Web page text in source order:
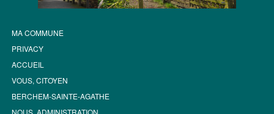
MA COMMUNE
PRIVACY
ACCUEIL
VOUS, CITOYEN
BERCHEM-SAINTE-AGATHE
NOUS, ADMINISTRATION